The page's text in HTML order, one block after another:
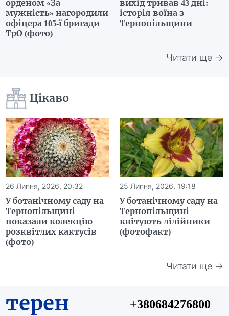
орденом «За
мужність» нагородили
офіцера 105-ї бригади
ТрО (фото)
вихід тривав 43 дні:
історія воїна з
Тернопільщини
Читати ще →
Цікаво
26 Липня, 2026, 20:32
У ботанічному саду на
Тернопільщині
показали колекцію
розквітлих кактусів
(фото)
25 Липня, 2026, 19:18
У ботанічному саду на
Тернопільщині
квітують лілійники
(фотофакт)
Читати ще →
терен +380684276800